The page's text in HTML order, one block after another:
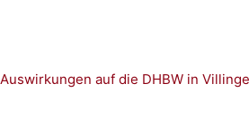
auf die DHBW in